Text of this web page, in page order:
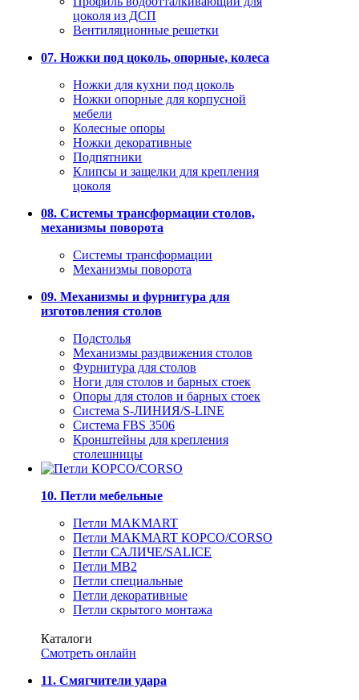
цоколя из ДСП
Вентиляционные решетки
07. Ножки под цоколь, опорные, колеса
Ножки для кухни под цоколь
Ножки опорные для корпусной
мебели
Колесные опоры
Ножки декоративные
Подпятники
Клипсы и защелки для крепления
цоколя
08. Системы трансформации столов,
механизмы поворота
Системы трансформации
Механизмы поворота
09. Механизмы и фурнитура для
изготовления столов
Подстолья
Механизмы раздвижения столов
Фурнитура для столов
Ноги для столов и барных стоек
Опоры для столов и барных стоек
Система S-ЛИНИЯ/S-LINE
Система FBS 3506
Кронштейны для крепления
столешницы
10. Петли мебельные
Петли MAKMART
Петли MAKMART КОРСО/CORSO
Петли САЛИЧЕ/SALICE
Петли MB2
Петли специальные
Петли декоративные
Петли скрытого монтажа
Каталоги
Смотреть онлайн
11. Смягчители удара